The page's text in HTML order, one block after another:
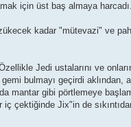
için üst baş almaya
kadar "mütevazi" ve
Jedi ustalarını ve
bulmayı geçirdi
mantar gibi pörtlemeye
çektiğinde Jix"in de